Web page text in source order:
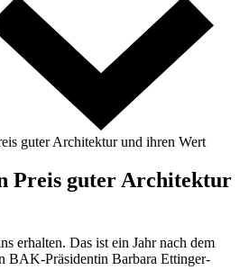
guter Architektur und ihren Wert
Preis guter Architektur
erhalten. Das ist ein Jahr nach dem
BAK-Präsidentin Barbara Ettinger-